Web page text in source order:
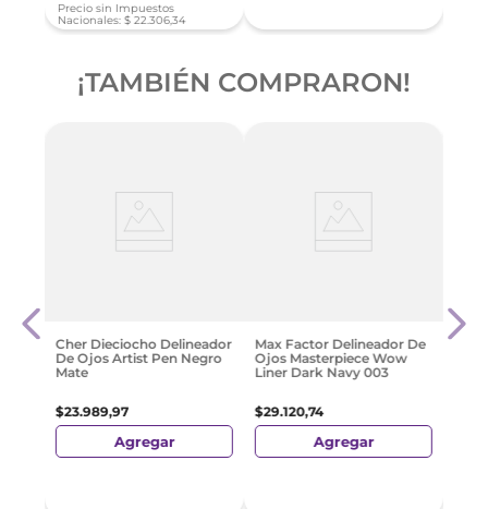
Precio sin Impuestos
Nacionales: $ 22.306,34
¡TAMBIÉN COMPRARON!
Cher Dieciocho Delineador
De Ojos Artist Pen Negro
Mate
$23.989,97
Agregar
Max Factor Delineador De
Ojos Masterpiece Wow
Liner Dark Navy 003
$29.120,74
Agregar
$